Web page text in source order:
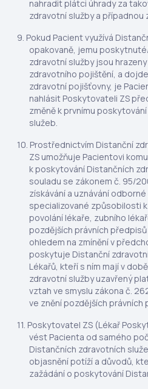
nahradit plátci úhrady za
zdravotní služby a případnou
Pokud Pacient využívá
opakovaně, jemu
zdravotní služby jsou
zdravotního pojištění, a
zdravotní pojišťovny, je
nahlásit Poskytovateli ZS
změně k prvnímu
služeb.
Prostřednictvím Distanční
ZS umožňuje Pacientovi
k poskytování Distančních
souladu se zákonem č. 95/
získávání a uznávání
specializované způsobilosti
povolání lékaře, zubního
pozdějších právních předpisů
ohledem na zmínění v
poskytuje Distanční
Lékařů, kteří s ním mají v
zdravotní služby uzavřený
vztah ve smyslu zákona č.
ve znění pozdějších právních
Poskytovatel ZS (Lékař
vést Pacienta od samého
Distančních zdravotních
objasnění potíží a důvodů,
zažádání o poskytování